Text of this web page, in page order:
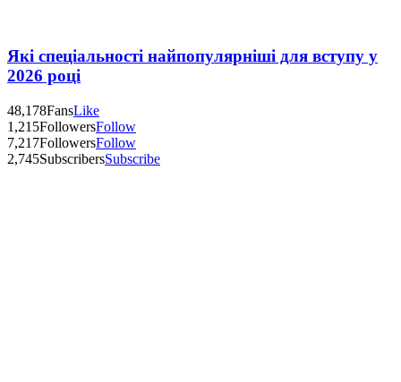
Які спеціальності найпопулярніші для вступу у
2026 році
48,178FansLike
1,215FollowersFollow
7,217FollowersFollow
2,745SubscribersSubscribe